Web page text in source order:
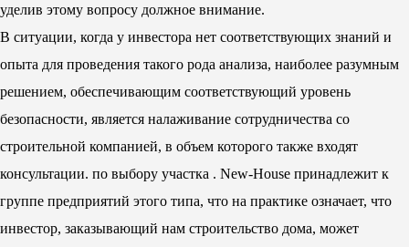
уделив этому вопросу должное внимание.
В ситуации, когда у инвестора нет соответствующих знаний и
опыта для проведения такого рода анализа, наиболее разумным
решением, обеспечивающим соответствующий уровень
безопасности, является налаживание сотрудничества со
строительной компанией, в объем которого также входят
консультации. по выбору участка . New-House принадлежит к
группе предприятий этого типа, что на практике означает, что
инвестор, заказывающий нам строительство дома, может